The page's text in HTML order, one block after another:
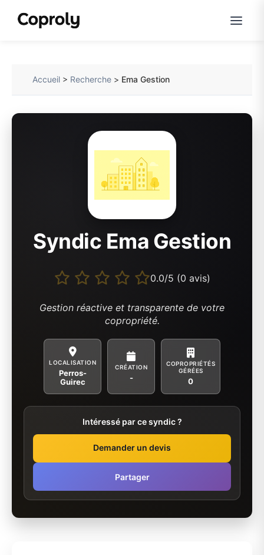
Accueil > Recherche > Ema Gestion
Syndic Ema Gestion
0.0/5 (0 avis)
Gestion réactive et transparente de votre
copropriété.
LOCALISATION
Perros-
Guirec
CRÉATION
-
COPROPRIÉTÉS
GÉRÉES
0
Intéressé par ce syndic ?
Demander un devis
Partager